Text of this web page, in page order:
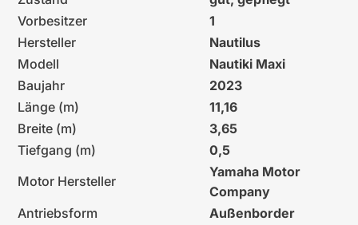
Vorbesitzer
1
Hersteller
Nautilus
Modell
Nautiki Maxi
Baujahr
2023
Länge (m)
11,16
Breite (m)
3,65
Tiefgang (m)
0,5
Motor Hersteller
Yamaha Motor
Company
Antriebsform
Außenborder